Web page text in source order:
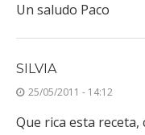
Un saludo Paco
SILVIA
25/05/2011 - 14:12
Que rica esta